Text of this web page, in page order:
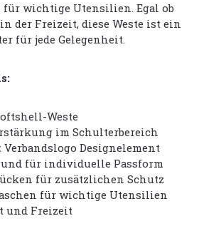
für wichtige Utensilien. Egal ob
der Freizeit, diese Weste ist ein
für jede Gelegenheit.
Weste
im Schulterbereich
Designelement
für individuelle Passform
für zusätzlichen Schutz
für wichtige Utensilien
und Freizeit